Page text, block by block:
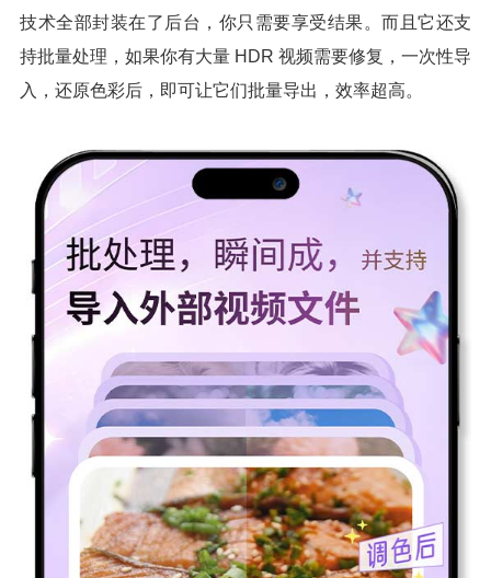
技术全部封装在了后台，你只需要享受结果。而且它还支
持批量处理，如果你有大量 HDR 视频需要修复，一次性导
入，还原色彩后，即可让它们批量导出，效率超高。